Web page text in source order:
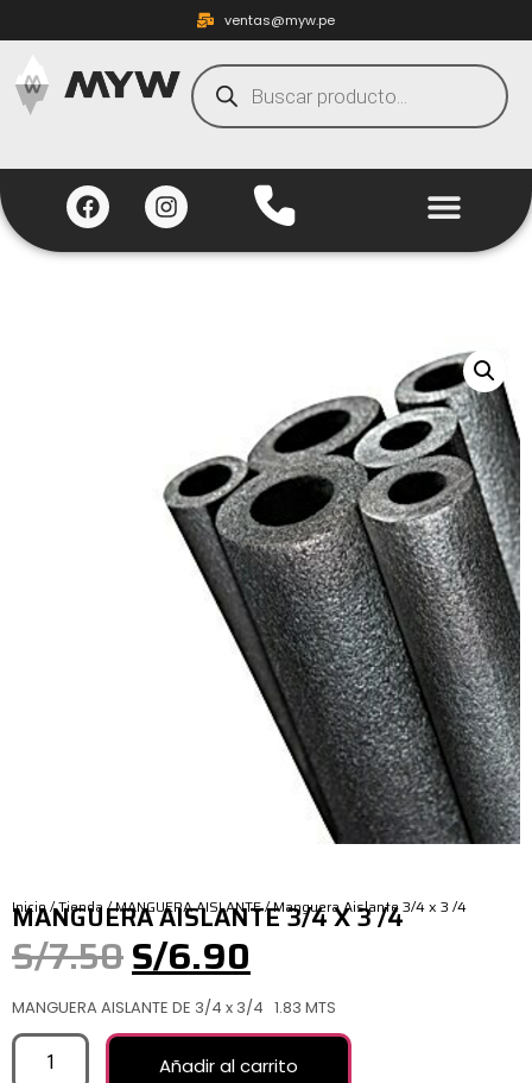
ventas@myw.pe
Inicio/Tienda /MANGUERA AISLANTE/ Manguera Aislante 3/4 x 3 /4
MANGUERA AISLANTE 3/4 X 3 /4
S/7.50S/6.90
MANGUERA AISLANTE DE 3/4 x 3/4 1.83 MTS
Añadir al carrito